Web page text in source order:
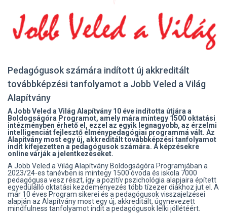
Pedagógusok számára indított új akkreditált
továbbképzési tanfolyamot a Jobb Veled a Világ
Alapítvány
A Jobb Veled a Világ Alapítvány 10 éve indította útjára a
Boldogságóra Programot, amely mára mintegy 1500 oktatási
intézményben érhető el, ezzel az egyik legnagyobb, az érzelmi
intelligenciát fejlesztő élménypedagógiai programmá vált. Az
Alapítvány most egy új, akkreditált továbbképzési tanfolyamot
indít kifejezetten a pedagógusok számára. A képzésekre
online várják a jelentkezéseket.
A Jobb Veled a Világ Alapítvány Boldogságóra Programjában a
2023/24-es tanévben is mintegy 1500 óvoda és iskola 7000
pedagógusa vesz részt, így a pozitív pszichológia alapjaira épített
egyedülálló oktatási kezdeményezés több tízezer diákhoz jut el. A
már 10 éves Program sikerei és a pedagógusok visszajelzései
alapján az Alapítvány most egy új, akkreditált, úgynevezett
mindfulness tanfolyamot indít a pedagógusok lelki jóllétéért.